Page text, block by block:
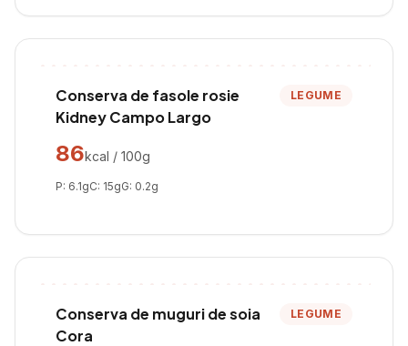
Conserva de fasole rosie
Kidney Campo Largo
LEGUME
86kcal / 100g
P: 6.1gC: 15gG: 0.2g
Conserva de muguri de soia
Cora
LEGUME